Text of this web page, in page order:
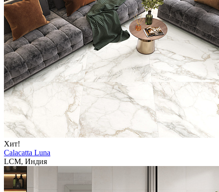
Хит!
Calacatta Luna
LCM, Индия